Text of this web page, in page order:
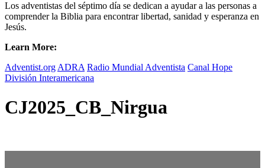
Los adventistas del séptimo día se dedican a ayudar a las personas a
comprender la Biblia para encontrar libertad, sanidad y esperanza en
Jesús.
Learn More:
Adventist.org ADRA Radio Mundial Adventista Canal Hope
División Interamericana
CJ2025_CB_Nirgua